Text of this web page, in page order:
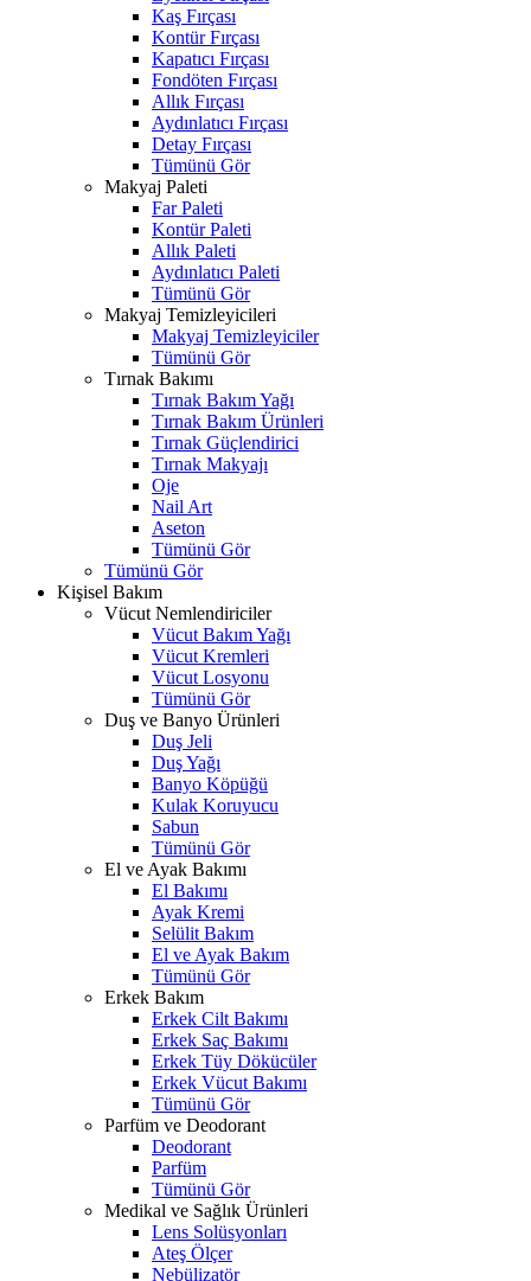
Kaş Fırçası
Kontür Fırçası
Kapatıcı Fırçası
Fondöten Fırçası
Allık Fırçası
Aydınlatıcı Fırçası
Detay Fırçası
Tümünü Gör
Makyaj Paleti
Far Paleti
Kontür Paleti
Allık Paleti
Aydınlatıcı Paleti
Tümünü Gör
Makyaj Temizleyicileri
Makyaj Temizleyiciler
Tümünü Gör
Tırnak Bakımı
Tırnak Bakım Yağı
Tırnak Bakım Ürünleri
Tırnak Güçlendirici
Tırnak Makyajı
Oje
Nail Art
Aseton
Tümünü Gör
Tümünü Gör
Kişisel Bakım
Vücut Nemlendiriciler
Vücut Bakım Yağı
Vücut Kremleri
Vücut Losyonu
Tümünü Gör
Duş ve Banyo Ürünleri
Duş Jeli
Duş Yağı
Banyo Köpüğü
Kulak Koruyucu
Sabun
Tümünü Gör
El ve Ayak Bakımı
El Bakımı
Ayak Kremi
Selülit Bakım
El ve Ayak Bakım
Tümünü Gör
Erkek Bakım
Erkek Cilt Bakımı
Erkek Saç Bakımı
Erkek Tüy Dökücüler
Erkek Vücut Bakımı
Tümünü Gör
Parfüm ve Deodorant
Deodorant
Parfüm
Tümünü Gör
Medikal ve Sağlık Ürünleri
Lens Solüsyonları
Ateş Ölçer
Nebülizatör